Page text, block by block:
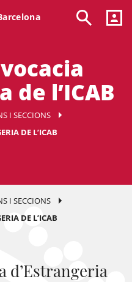
de l’ICAB
I SECCIONS
DE L’ICAB
I SECCIONS
DE L’ICAB
d’Estrangeria